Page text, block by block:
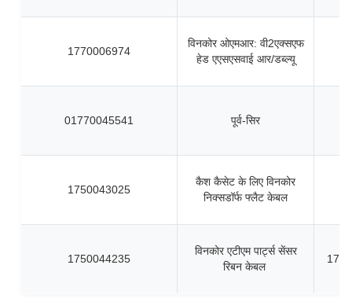
1770006974
विनकोर ओएमआर: वी2एक्सएफ
हेड एएसएसवाई आर/डब्ल्यू
01770045541 पूर्व-सिर
1750043025
कैश कैसेट के लिए विनकोर
निक्सडॉर्फ फ्लैट केबल
1750044235
विनकोर एटीएम पार्ट्स सेंसर
रिबन केबल